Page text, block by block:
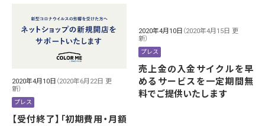
2020年4月10日 （2020年6月22日 更
新）
プレス
【受付終了】「初期費用・月額
2020年4月10日 （2020年4月15日 更
新）
プレス
売上金の入金サイクルを早
めるサービスを一定期間無
料でご提供いたします